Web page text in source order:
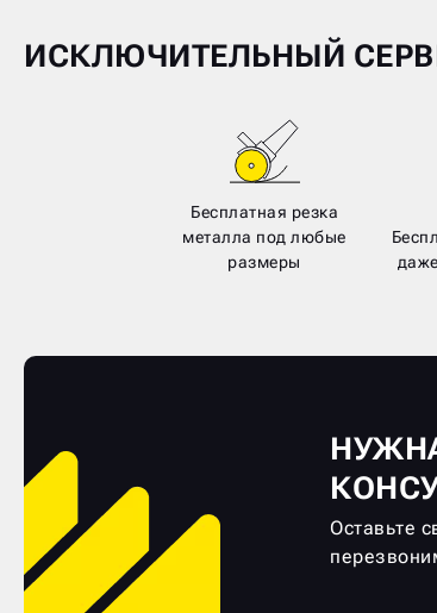
ИСКЛЮЧИТЕЛЬНЫЙ
Бесплатная резка
металла под любые
размеры
Оставьте